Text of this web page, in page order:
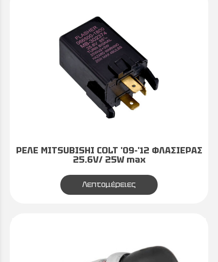
ΡΕΛΕ MITSUBISHI COLT '09-'12 ΦΛΑΣΙΕΡΑΣ
25.6V/ 25W max
Λεπτομέρειες